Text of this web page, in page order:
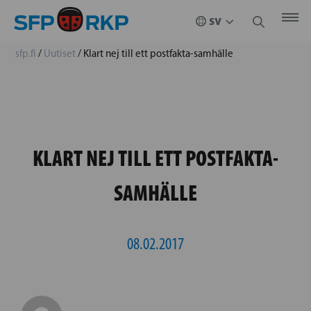
sfp.fi / Uutiset/ Klart nej till ett postfakta-samhälle
KLART NEJ TILL ETT POSTFAKTA-
SAMHÄLLE
08.02.2017